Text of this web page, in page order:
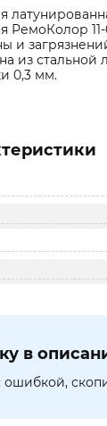
РемоКолор
и
из стальной
0,3 мм.
в
ошибкой,